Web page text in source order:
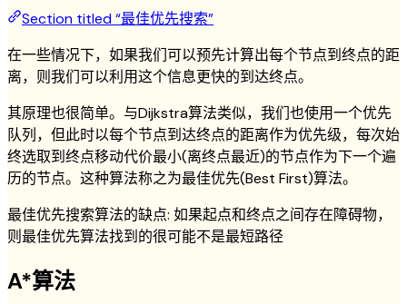
Section titled “最佳优先搜索”
在一些情况下，如果我们可以预先计算出每个节点到终点的距
离，则我们可以利用这个信息更快的到达终点。
其原理也很简单。与Dijkstra算法类似，我们也使用一个优先
队列，但此时以每个节点到达终点的距离作为优先级，每次始
终选取到终点移动代价最小(离终点最近)的节点作为下一个遍
历的节点。这种算法称之为最佳优先(Best First)算法。
最佳优先搜索算法的缺点: 如果起点和终点之间存在障碍物，
则最佳优先算法找到的很可能不是最短路径
A*算法